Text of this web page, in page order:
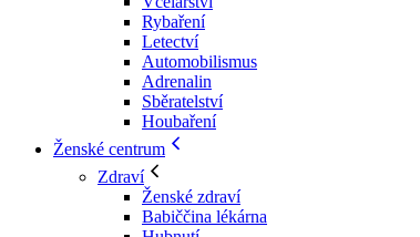
Rybaření
Letectví
Automobilismus
Adrenalin
Sběratelství
Houbaření
Ženské centrum
Zdraví
Ženské zdraví
Babiččina lékárna